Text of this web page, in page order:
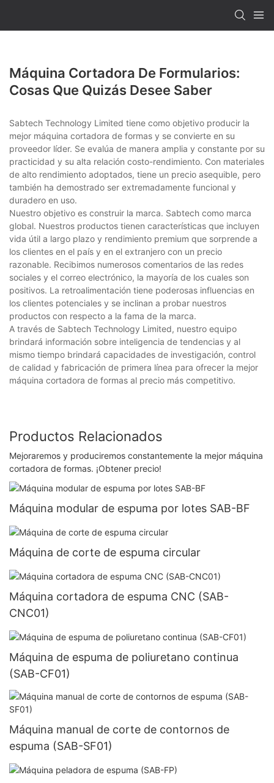
Máquina Cortadora De Formularios:
Cosas Que Quizás Desee Saber
Sabtech Technology Limited tiene como objetivo producir la
mejor máquina cortadora de formas y se convierte en su
proveedor líder. Se evalúa de manera amplia y constante por su
practicidad y su alta relación costo-rendimiento. Con materiales
de alto rendimiento adoptados, tiene un precio asequible, pero
también ha demostrado ser extremadamente funcional y
duradero en uso.
Nuestro objetivo es construir la marca. Sabtech como marca
global. Nuestros productos tienen características que incluyen
vida útil a largo plazo y rendimiento premium que sorprende a
los clientes en el país y en el extranjero con un precio
razonable. Recibimos numerosos comentarios de las redes
sociales y el correo electrónico, la mayoría de los cuales son
positivos. La retroalimentación tiene poderosas influencias en
los clientes potenciales y se inclinan a probar nuestros
productos con respecto a la fama de la marca.
A través de Sabtech Technology Limited, nuestro equipo
brindará información sobre inteligencia de tendencias y al
mismo tiempo brindará capacidades de investigación, control
de calidad y fabricación de primera línea para ofrecer la mejor
máquina cortadora de formas al precio más competitivo.
Productos Relacionados
Mejoraremos y produciremos constantemente la mejor máquina
cortadora de formas. ¡Obtener precio!
Máquina modular de espuma por lotes SAB-BF
Máquina de corte de espuma circular
Máquina cortadora de espuma CNC (SAB-
CNC01)
Máquina de espuma de poliuretano continua
(SAB-CF01)
Máquina manual de corte de contornos de
espuma (SAB-SF01)